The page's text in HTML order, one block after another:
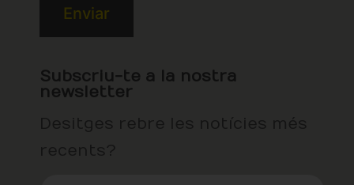
Subscriu-te a la nostra
newsletter